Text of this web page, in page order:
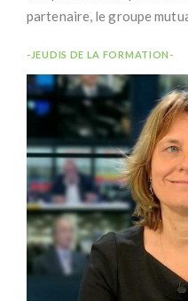
partenaire, le groupe
-JEUDIS DE LA FORMATION-